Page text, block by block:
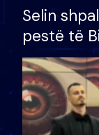
Selin
pestë të
çmimin e